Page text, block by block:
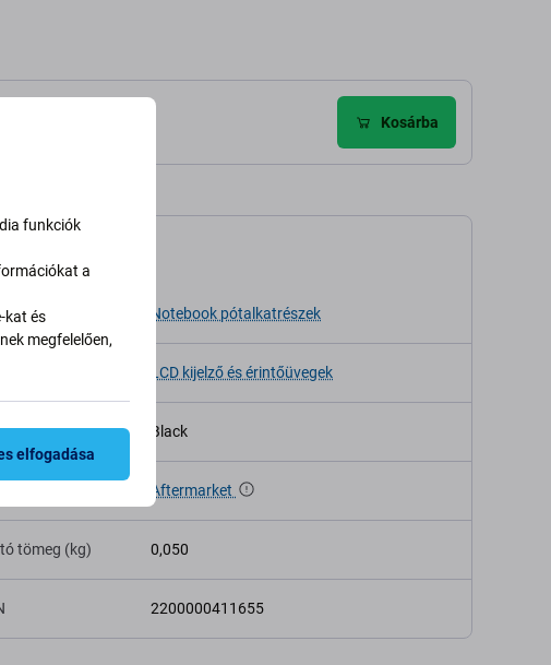
Kosárba
típusa Notebook pótalkatrészek
LCD kijelző és érintőüvegek
Black
Aftermarket
tömeg (kg) 0,050
2200000411655
funkciók
a
kat és
megfelelően,
elfogadása